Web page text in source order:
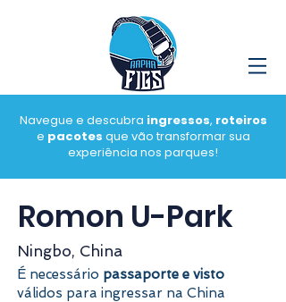
Navegue e descubra ingressos, roteiros
e pacotes que vão transformar sua
experiência nos parques!
Romon U-Park
Ningbo, China
É necessário passaporte e visto
válidos para ingressar na China